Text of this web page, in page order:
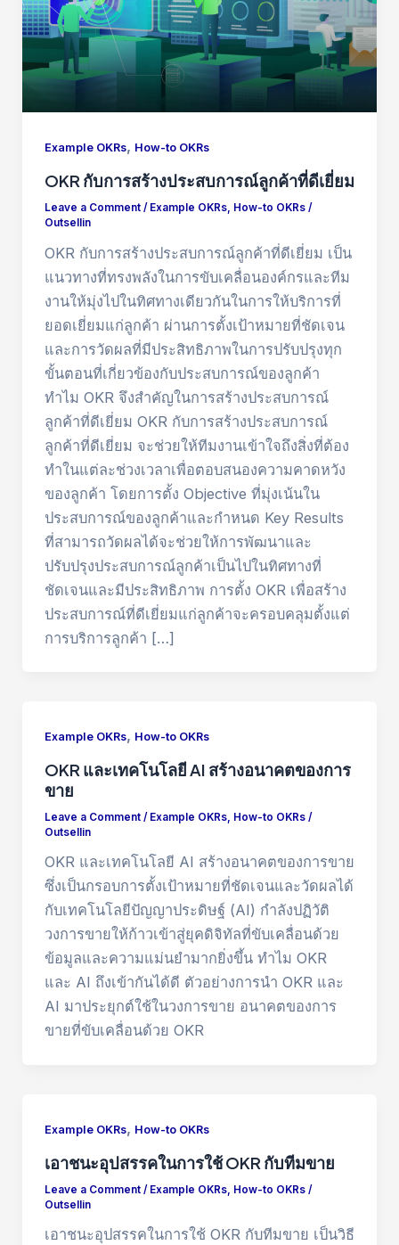
Example OKRs, How-to OKRs
OKR กับการสร้างประสบการณ์ลูกค้าที่ดีเยี่ยม
Leave a Comment / Example OKRs, How-to OKRs/
Outsellin
OKR กับการสร้างประสบการณ์ลูกค้าที่ดีเยี่ยม เป็น
แนวทางที่ทรงพลังในการขับเคลื่อนองค์กรและทีม
งานให้มุ่งไปในทิศทางเดียวกันในการให้บริการที่
ยอดเยี่ยมแก่ลูกค้า ผ่านการตั้งเป้าหมายที่ชัดเจน
และการวัดผลที่มีประสิทธิภาพในการปรับปรุงทุก
ขั้นตอนที่เกี่ยวข้องกับประสบการณ์ของลูกค้า
ทำไม OKR จึงสำคัญในการสร้างประสบการณ์
ลูกค้าที่ดีเยี่ยม OKR กับการสร้างประสบการณ์
ลูกค้าที่ดีเยี่ยม จะช่วยให้ทีมงานเข้าใจถึงสิ่งที่ต้อง
ทำในแต่ละช่วงเวลาเพื่อตอบสนองความคาดหวัง
ของลูกค้า โดยการตั้ง Objective ที่มุ่งเน้นใน
ประสบการณ์ของลูกค้าและกำหนด Key Results
ที่สามารถวัดผลได้จะช่วยให้การพัฒนาและ
ปรับปรุงประสบการณ์ลูกค้าเป็นไปในทิศทางที่
ชัดเจนและมีประสิทธิภาพ การตั้ง OKR เพื่อสร้าง
ประสบการณ์ที่ดีเยี่ยมแก่ลูกค้าจะครอบคลุมตั้งแต่
การบริการลูกค้า […]
Example OKRs, How-to OKRs
OKR และเทคโนโลยี AI สร้างอนาคตของการ
ขาย
Leave a Comment / Example OKRs, How-to OKRs/
Outsellin
OKR และเทคโนโลยี AI สร้างอนาคตของการขาย
ซึ่งเป็นกรอบการตั้งเป้าหมายที่ชัดเจนและวัดผลได้
กับเทคโนโลยีปัญญาประดิษฐ์ (AI) กำลังปฏิวัติ
วงการขายให้ก้าวเข้าสู่ยุคดิจิทัลที่ขับเคลื่อนด้วย
ข้อมูลและความแม่นยำมากยิ่งขึ้น ทำไม OKR
และ AI ถึงเข้ากันได้ดี ตัวอย่างการนำ OKR และ
AI มาประยุกต์ใช้ในวงการขาย อนาคตของการ
ขายที่ขับเคลื่อนด้วย OKR
Example OKRs, How-to OKRs
เอาชนะอุปสรรคในการใช้ OKR กับทีมขาย
Leave a Comment / Example OKRs, How-to OKRs/
Outsellin
เอาชนะอุปสรรคในการใช้ OKR กับทีมขาย เป็นวิธี